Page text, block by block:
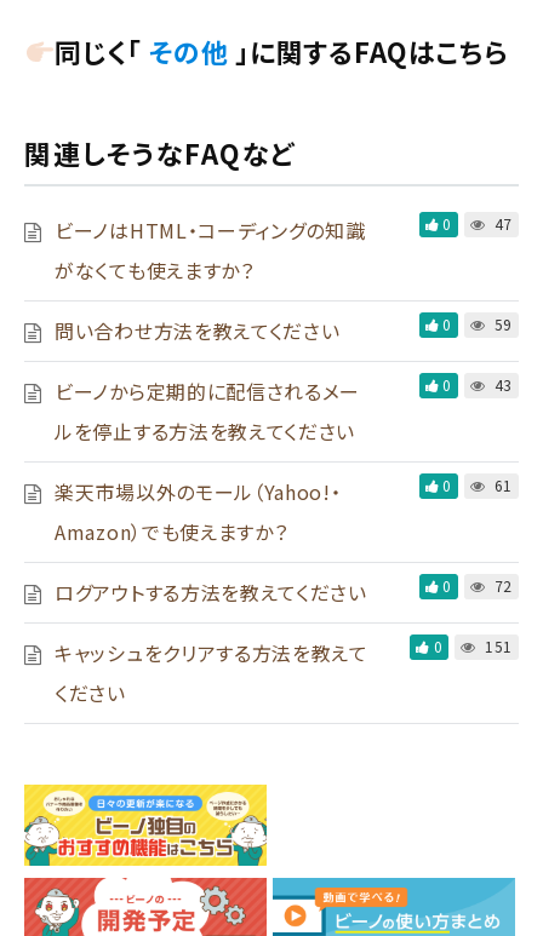
同じく「 その他 」に関するFAQはこちら
関連しそうなFAQなど
ビーノはHTML・コーディングの知識
がなくても使えますか？
0 47
問い合わせ方法を教えてください 0 59
ビーノから定期的に配信されるメー
ルを停止する方法を教えてください
0 43
楽天市場以外のモール（Yahoo!・
Amazon）でも使えますか？
0 61
ログアウトする方法を教えてください 0 72
キャッシュをクリアする方法を教えて
ください
0 151